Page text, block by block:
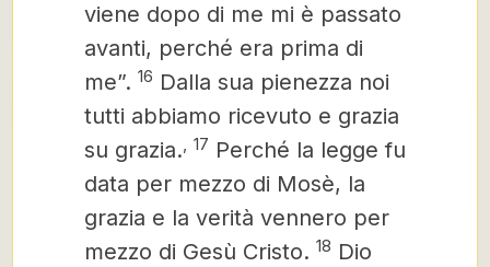
viene dopo di me mi è passato
avanti, perché era prima di
me”. 16 Dalla sua pienezza noi
tutti abbiamo ricevuto e grazia
su grazia. 17 Perché la legge fu
data per mezzo di Mosè, la
grazia e la verità vennero per
mezzo di Gesù Cristo. 18 Dio